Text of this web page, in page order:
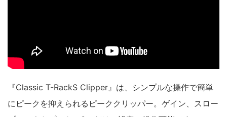
『Classic T-RackS Clipper』は、シンプルな操作で簡単
にピークを抑えられるピーククリッパー。ゲイン、スロー